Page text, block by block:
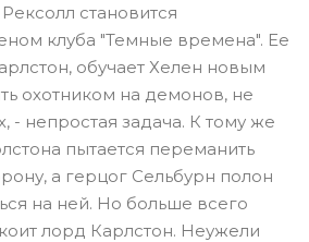
становится
клуба "Темные времена". Ее
обучает Хелен новым
охотником на демонов, не
- непростая задача. К тому же
пытается переманить
а герцог Сельбурн полон
на ней. Но больше всего
лорд Карлстон. Неужели